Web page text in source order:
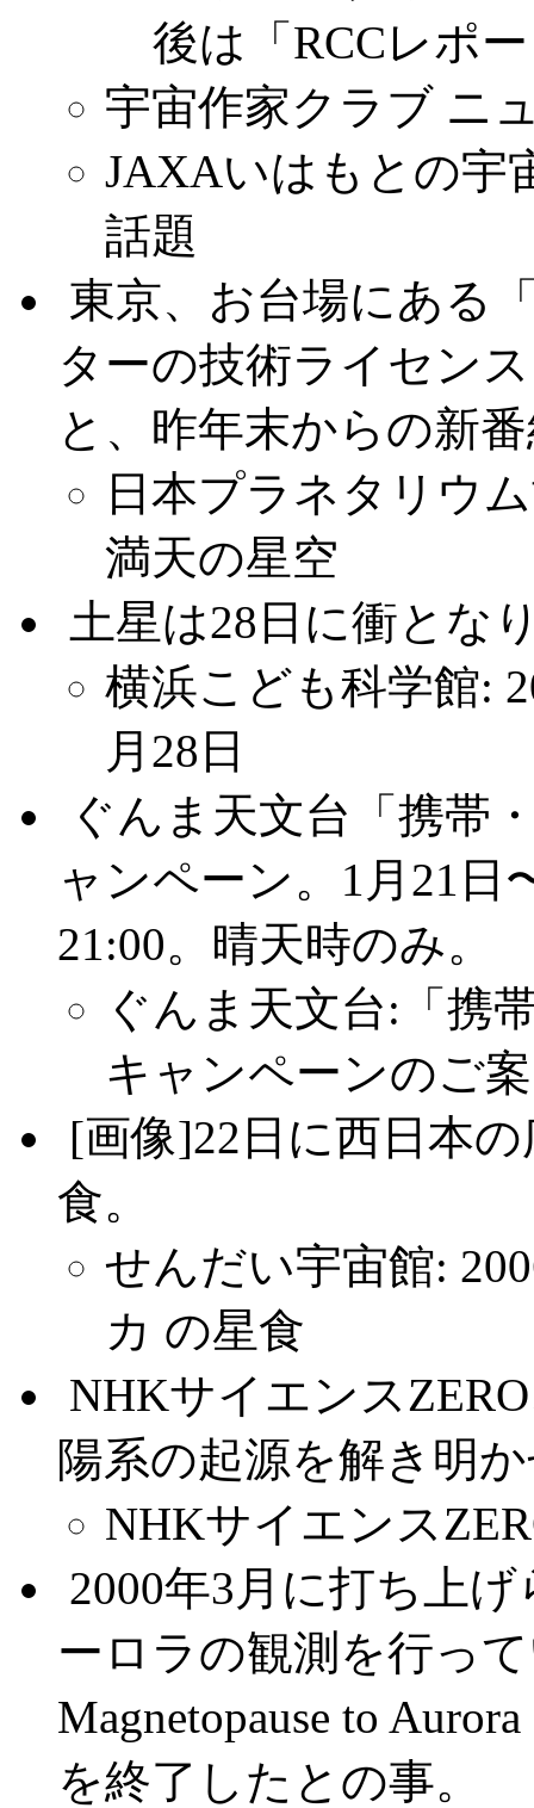
後は「RCCレポ
宇宙作家クラブ ニ
JAXAいはもとの宇
話題
東京、お台場にある
ターの技術ライセン
と、昨年末からの新
日本プラネタリウ
満天の星空
土星は28日に衝とな
横浜こども科学館:
月28日
ぐんま天文台「携帯
ャンペーン。1月21日
21:00。晴天時のみ。
ぐんま天文台:「携
キャンペーンのご
[画像]22日に西日本
食。
せんだい宇宙館:
カ の星食
NHKサイエンス
陽系の起源を解き明
NHKサイエンス
2000年3月に打ち上
ーロラの観測を行っ
Magnetopause to
を終了したとの事。